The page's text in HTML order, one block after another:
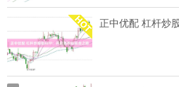
正中优配 杠杆炒